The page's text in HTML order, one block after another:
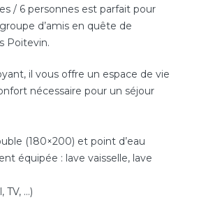
/ 6 personnes est parfait pour
d’amis en quête de
Poitevin.
il vous offre un espace de vie
nécessaire pour un séjour
(180×200) et point d’eau
équipée : lave vaisselle, lave
TV, …)